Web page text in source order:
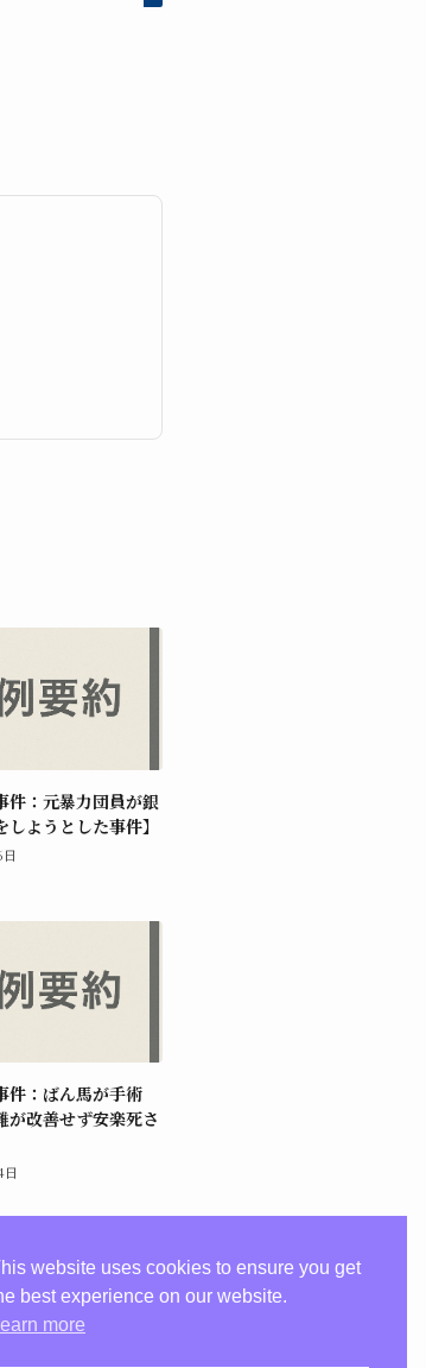
件：元暴力団員が銀
ようとした事件】
件：ばん馬が手術
が改善せず安楽死さ
日
website uses cookies to ensure you get
best experience on our website.
Learn more